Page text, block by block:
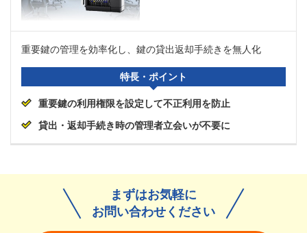
重要鍵の管理を効率化し、鍵の貸出返却手続きを無人化
特長・ポイント
重要鍵の利用権限を設定して不正利用を防止
貸出・返却手続き時の管理者立会いが不要に
まずはお気軽に
お問い合わせください